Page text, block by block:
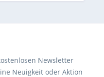
Newsletter
Neuigkeit oder Aktion